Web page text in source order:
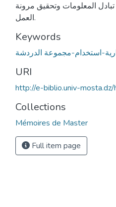
المعلومات وتحقيق مرونة
العمل.
Keywords
استخدام-مجموعة الدردشة
URI
http://e-biblio.univ-
Collections
Mémoires de Master
Full item page